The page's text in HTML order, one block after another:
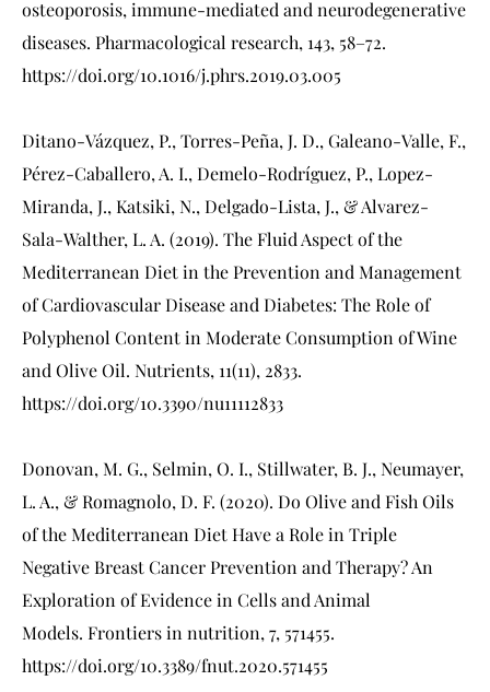
osteoporosis, immune-mediated and neurodegenerative
diseases. Pharmacological research, 143, 58–72.
https://doi.org/10.1016/j.phrs.2019.03.005
Ditano-Vázquez, P., Torres-Peña, J. D., Galeano-Valle, F.,
Pérez-Caballero, A. I., Demelo-Rodríguez, P., Lopez-
Miranda, J., Katsiki, N., Delgado-Lista, J., & Alvarez-
Sala-Walther, L. A. (2019). The Fluid Aspect of the
Mediterranean Diet in the Prevention and Management
of Cardiovascular Disease and Diabetes: The Role of
Polyphenol Content in Moderate Consumption of Wine
and Olive Oil. Nutrients, 11(11), 2833.
https://doi.org/10.3390/nu11112833
Donovan, M. G., Selmin, O. I., Stillwater, B. J., Neumayer,
L. A., & Romagnolo, D. F. (2020). Do Olive and Fish Oils
of the Mediterranean Diet Have a Role in Triple
Negative Breast Cancer Prevention and Therapy? An
Exploration of Evidence in Cells and Animal
Models. Frontiers in nutrition, 7, 571455.
https://doi.org/10.3389/fnut.2020.571455